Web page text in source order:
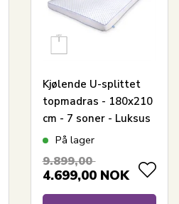
Kjølende U-splittet
topmadras - 180x210
cm - 7 soner - Luksus
memoryskum
SLEEP TECH By Borg
På lager
9.899,00
4.699,00 NOK